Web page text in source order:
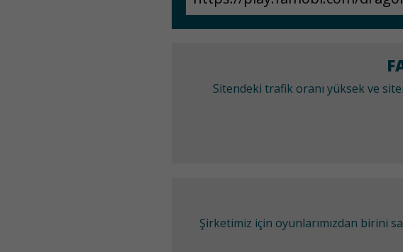
Sitendeki trafik oranı yüksek ve
Şirketimiz için oyunlarımızdan birini